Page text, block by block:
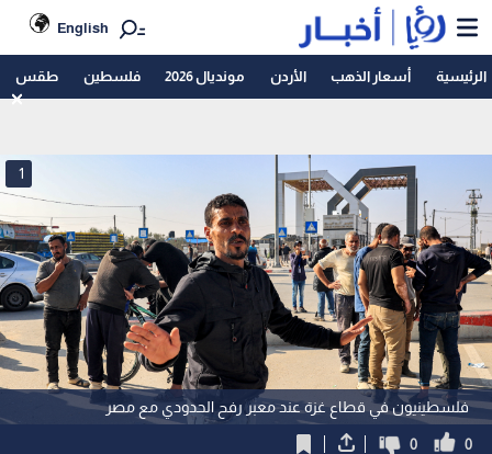
English
الرئيسية أسعار الذهب الأردن مونديال 2026 فلسطين طقس
فلسطينيون في قطاع غزة عند معبر رفح الحدودي مع مصر
1
0
0